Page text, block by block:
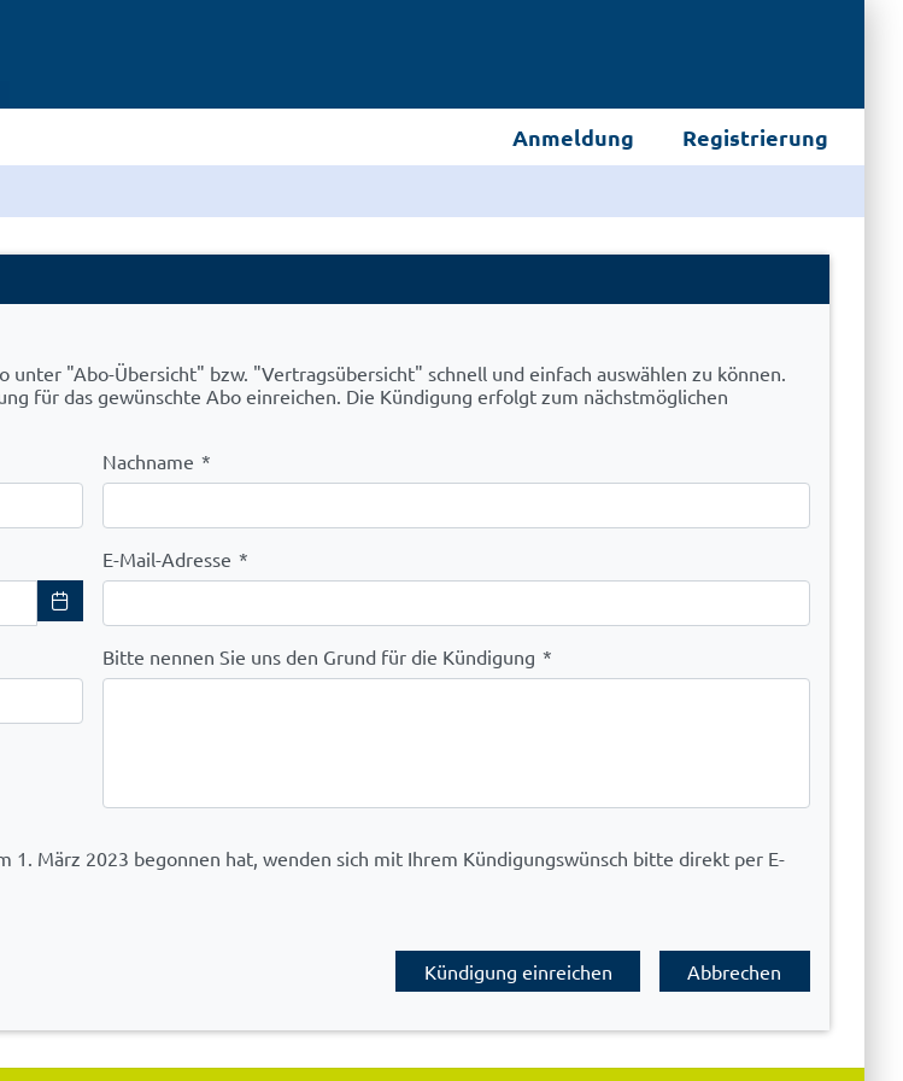
Anmeldung
Registrierung
"Abo-Übersicht" bzw. "Vertragsübersicht" schnell und einfach auswählen zu können.
für das gewünschte Abo einreichen. Die Kündigung erfolgt zum nächstmöglichen
Nachname *
E-Mail-Adresse *
Bitte nennen Sie uns den Grund für die Kündigung *
März 2023 begonnen hat, wenden sich mit Ihrem Kündigungswünsch bitte direkt per E-
Kündigung einreichen Abbrechen